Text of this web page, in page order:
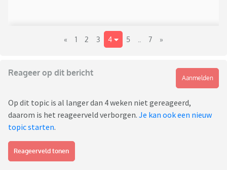
« 1 2 3 4 5 7 »
Reageer op dit bericht
Aanmelden
Op dit topic is al langer dan 4 weken niet gereageerd,
daarom is het reageerveld verborgen. Je kan ook een nieuw
topic starten.
Reageerveld tonen